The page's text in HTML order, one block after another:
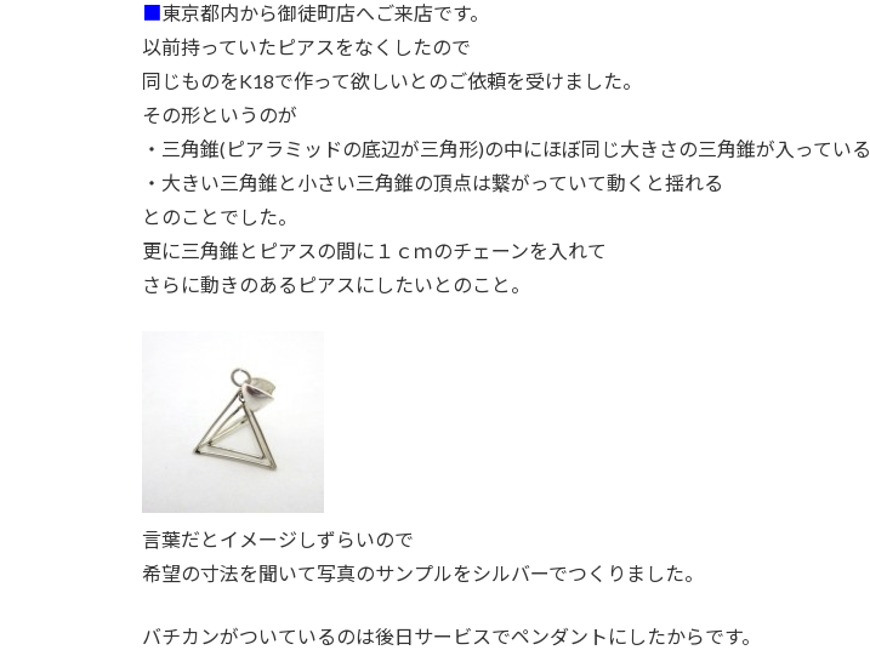
東京都内から御徒町店へご来店です。
以前持っていたピアスをなくしたので
同じものをK18で作って欲しいとのご依頼を受けました。
その形というのが
・三角錐(ピアラミッドの底辺が三角形)の中にほぼ同じ大きさの三角錐が入っている
・大きい三角錐と小さい三角錐の頂点は繋がっていて動くと揺れる
とのことでした。
更に三角錐とピアスの間に１ｃｍのチェーンを入れて
さらに動きのあるピアスにしたいとのこと。
言葉だとイメージしずらいので
希望の寸法を聞いて写真のサンプルをシルバーでつくりました。
バチカンがついているのは後日サービスでペンダントにしたからです。